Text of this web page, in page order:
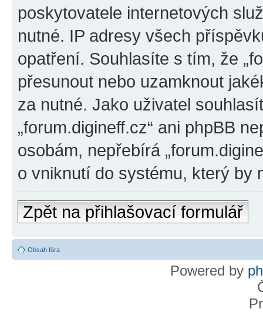
poskytovatele internetových
nutné. IP adresy všech
opatření. Souhlasíte s tím, že
přesunout nebo uzamknout
za nutné. Jako uživatel
„forum.digineff.cz“ ani phpBB
osobám, nepřebírá
o vniknutí do systému, který by
Zpět na přihlašovací formulář
Obsah fóra
Powered by